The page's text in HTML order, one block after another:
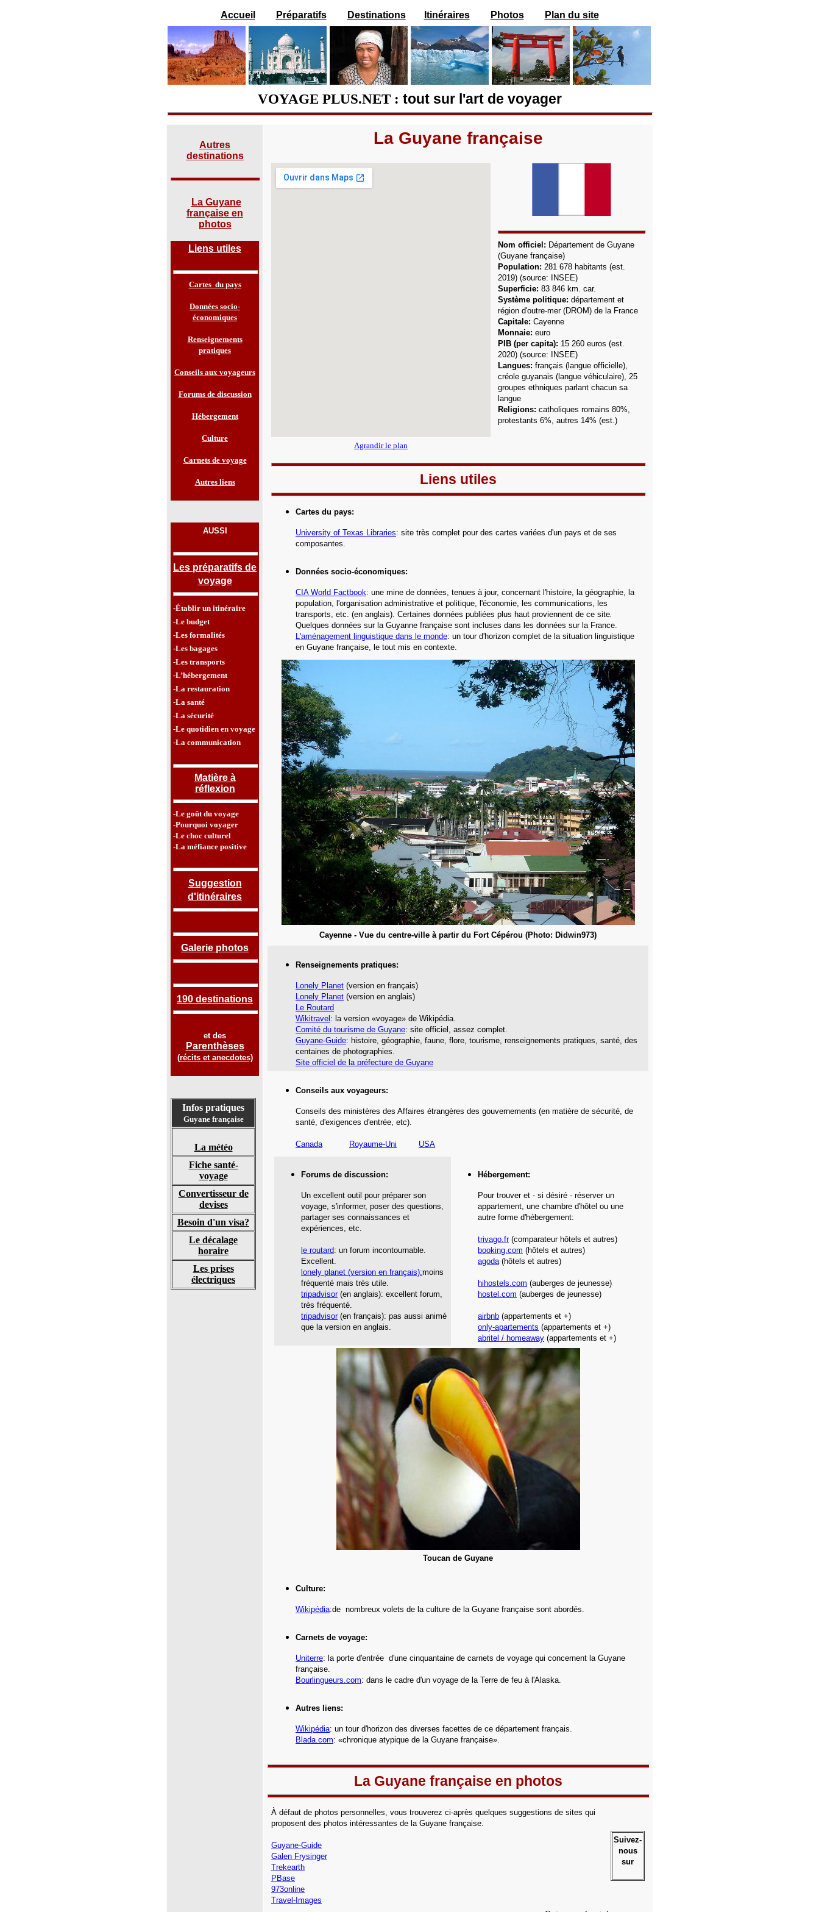
Accueil Préparatifs Destinations Itinéraires Photos Plan du site
VOYAGE PLUS.NET : tout sur l'art de voyager
Autres
destinations
La Guyane
française en
photos
Liens utiles
Cartes du pays
Données socio-
économiques
Renseignements
pratiques
Conseils aux voyageurs
Forums de discussion
Hébergement
Culture
Carnets de voyage
Autres liens
AUSSI
Les préparatifs de
voyage
-Établir un itinéraire
-Le budget
-Les formalités
-Les bagages
-Les transports
-L’hébergement
-La restauration
-La santé
-La sécurité
-Le quotidien en voyage
-La communication
Matière à
réflexion
-Le goût du voyage
-Pourquoi voyager
-Le choc culturel
-La méfiance positive
Suggestion
d'itinéraires
Galerie photos
190 destinations
et des
Parenthèses
(récits et anecdotes)
Infos pratiques
Guyane française
La météo
Fiche santé-
voyage
Convertisseur de
devises
Besoin d'un visa?
Le décalage
horaire
Les prises
électriques
La Guyane française
Agrandir le plan
Nom officiel: Département de Guyane
(Guyane française)
Population: 281 678 habitants (est.
2019) (source: INSEE)
Superficie: 83 846 km. car.
Système politique: département et
région d'outre-mer (DROM) de la France
Capitale: Cayenne
Monnaie: euro
PIB (per capita): 15 260 euros (est.
2020) (source: INSEE)
Langues: français (langue officielle),
créole guyanais (langue véhiculaire), 25
groupes ethniques parlant chacun sa
langue
Religions: catholiques romains 80%,
protestants 6%, autres 14% (est.)
Liens utiles
Cartes du pays:
University of Texas Libraries: site très complet pour des cartes variées d'un pays et de ses
composantes.
Données socio-économiques:
CIA World Factbook: une mine de données, tenues à jour, concernant l'histoire, la géographie, la
population, l'organisation administrative et politique, l'économie, les communications, les
transports, etc. (en anglais). Certaines données publiées plus haut proviennent de ce site.
Quelques données sur la Guyanne française sont incluses dans les données sur la France.
L'aménagement linguistique dans le monde: un tour d'horizon complet de la situation linguistique
en Guyane française, le tout mis en contexte.
Cayenne - Vue du centre-ville à partir du Fort Cépérou (Photo: Didwin973)
Renseignements pratiques:
Lonely Planet (version en français)
Lonely Planet (version en anglais)
Le Routard
Wikitravel : la version «voyage» de Wikipédia.
Comité du tourisme de Guyane: site officiel, assez complet.
Guyane-Guide: histoire, géographie, faune, flore, tourisme, renseignements pratiques, santé, des
centaines de photographies.
Site officiel de la préfecture de Guyane
Conseils aux voyageurs:
Conseils des ministères des Affaires étrangères des gouvernements (en matière de sécurité, de
santé, d'exigences d'entrée, etc).
Canada Royaume-Uni USA
Forums de discussion:
Un excellent outil pour préparer son
voyage, s'informer, poser des questions,
partager ses connaissances et
expériences, etc.
le routard: un forum incontournable.
Excellent.
onely planet (version en français):moins
fréquenté mais très utile.
tripadvisor(en anglais): excellent forum,
très fréquenté.
tripadvisor(en français): pas aussi animé
que la version en anglais.
Hébergement:
Pour trouver et - si désiré - réserver un
appartement, une chambre d'hôtel ou une
autre forme d'hébergement:
trivago.fr(comparateur hôtels et autres)
booking.com (hôtels et autres)
agoda(hôtels et autres)
hihostels.com (auberges de jeunesse)
hostel.com (auberges de jeunesse)
airbnb (appartements et +)
only-apartements (appartements et +)
abritel / homeaway (appartements et +)
Toucan de Guyane
Culture:
Wikipédia:de nombreux volets de la culture de la Guyane française sont abordés.
Carnets de voyage:
Uniterre: la porte d'entrée d'une cinquantaine de carnets de voyage qui concernent la Guyane
française.
Bourlingueurs.com: dans le cadre d'un voyage de la Terre de feu à l'Alaska.
Autres liens:
Wikipédia: un tour d'horizon des diverses facettes de ce département français.
Blada.com: «chronique atypique de la Guyane française».
La Guyane française en photos
À défaut de photos personnelles, vous trouverez ci-après quelques suggestions de sites qui
proposent des photos intéressantes de la Guyane française.
Guyane-Guide
Galen Frysinger
Trekearth
PBase
973online
Travel-Images
Suivez-
nous
sur